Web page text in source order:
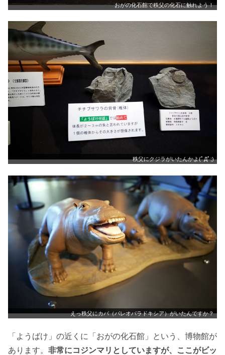
おがの化石館で秩父の化石に触れよう！
秩父にクジラがいたんかよ(ﾟДﾟ;)
えっ秩父にカバ（パレオパラドキシア）がいたんですか？
「ようばけ」の近くに「おがの化石館」という、博物館が
あります。 非常にコジンマリとしていますが、ここがビッ